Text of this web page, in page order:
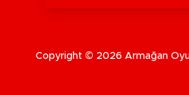
Copyright © 2026 Armağan